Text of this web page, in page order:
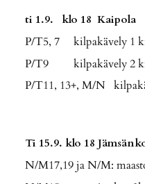
ti 1.9. klo 18 Kaipola
P/T5, 7 kilpakävely 1
P/T9 kilpakävely 2
P/T11, 13+, M/N
Ti 15.9. klo 18
N/M17,19 ja N/